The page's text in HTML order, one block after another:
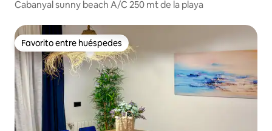
Cabanyal sunny beach A/C 250 mt de la playa
Favorito entre huéspedes
Favorito entre huéspedes